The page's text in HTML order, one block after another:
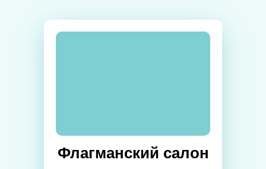
Флагманский салон